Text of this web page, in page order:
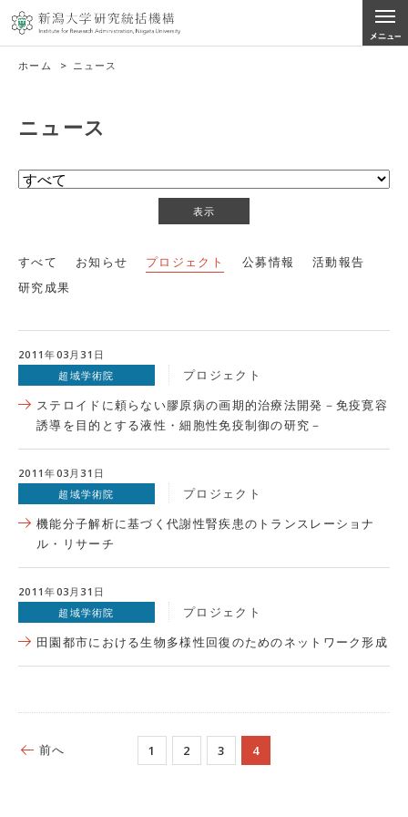
ホーム > ニュース
ニュース
すべて お知らせ プロジェクト 公募情報
活動報告
研究成果
2011年03月31日
超域学術院
プロジェクト
ステロイドに頼らない膠原病の画期的治療法開発－免疫寛容
誘導を目的とする液性・細胞性免疫制御の研究－
2011年03月31日
超域学術院
プロジェクト
機能分子解析に基づく代謝性腎疾患のトランスレーショナ
ル・リサーチ
2011年03月31日
超域学術院
プロジェクト
田園都市における生物多様性回復のためのネットワーク形成
前へ 1 2 3 4